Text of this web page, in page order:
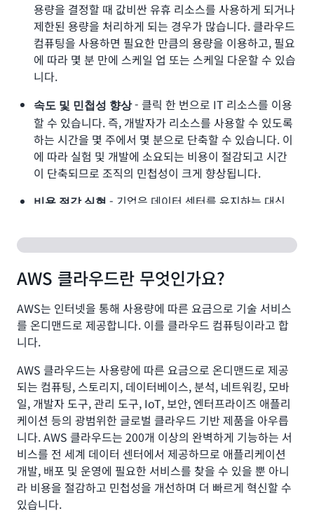
용량을 결정할 때 값비싼 유휴 리소스를 사용하게 되거나
제한된 용량을 처리하게 되는 경우가 많습니다. 클라우드
컴퓨팅을 사용하면 필요한 만큼의 용량을 이용하고, 필요
에 따라 몇 분 만에 스케일 업 또는 스케일 다운할 수 있습
니다.
속도 및 민첩성 향상- 클릭 한 번으로 IT 리소스를 이용
할 수 있습니다. 즉, 개발자가 리소스를 사용할 수 있도록
하는 시간을 몇 주에서 몇 분으로 단축할 수 있습니다. 이
에 따라 실험 및 개발에 소요되는 비용이 절감되고 시간
이 단축되므로 조직의 민첩성이 크게 향상됩니다.
비용 절감 실현 - 기업은 데이터 센터를 유지하는 대신
클라우드 컴퓨팅을 사용하면 물리적 인프라의 랙 설치,
적재, 전력 공급 등의 번거로운 작업 대신 고객에게 집중
할 수 있습니다.
여러 지역에 애플리케이션을 배포할 수 있습니다. 즉, 최
소 비용으로 고객에게 더 짧은 지연 시간과 더 나은 사용
경험을 제공할 수 있습니다.
AWS 클라우드란 무엇인가요?
AWS는 인터넷을 통해 사용량에 따른 요금으로 기술 서비스
를 온디맨드로 제공합니다. 이를 클라우드 컴퓨팅이라고 합
니다.
AWS 클라우드는 사용량에 따른 요금으로 온디맨드로 제공
되는 컴퓨팅, 스토리지, 데이터베이스, 분석, 네트워킹, 모바
일, 개발자 도구, 관리 도구, IoT, 보안, 엔터프라이즈 애플리
케이션 등의 광범위한 글로벌 클라우드 기반 제품을 아우릅
니다. AWS 클라우드는 200개 이상의 완벽하게 기능하는 서
비스를 전 세계 데이터 센터에서 제공하므로 애플리케이션
개발, 배포 및 운영에 필요한 서비스를 찾을 수 있을 뿐 아니
라 비용을 절감하고 민첩성을 개선하며 더 빠르게 혁신할 수
있습니다.